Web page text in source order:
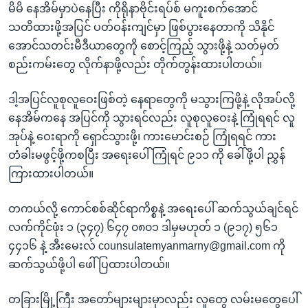
မိမိ နေအိမ်မှာပဲနေပြီး ကိုရိုနာဗိုင်းရပ်စ် မကူးစက်အောင်
သတိထားဖို့အပြင် ပတ်ဝန်းကျင်မှာ ဖြစ်ပွားနေတာကို သိနိုင်
အောင်သတင်းမီဒီယာတွေကို စောင့်ကြည့် သွားဖို့နဲ့ သတ်မှတ်
စည်းကမ်းတွေ လိုက်နာဖို့လည်း တိုက်တွန်းထားပါတယ်။
ဒါ့အပြင်လူစုလူဝေးဖြစ်တဲ့ နေရာတွေကို မသွားကြဖို့နဲ့ လိုအပ်လို့
နေအိမ်ကနေ အပြင်ကို သွားရင်လည်း လူစုလူဝေးနဲ့ ကြုံရရင် လူ
အုပ်နဲ့ ဝေးရာကို ရှောင်သွားဖို့၊ ကားမောင်းစဉ် ကြုံရရင် ကား
တံခါးမဖွင့်ဖို့ကစပြီး အရေးပေါ်ကြုံရင် ၉၁၁ ကို ခေါ်ဖို့ပါ ညွှန်
ကြားထားပါတယ်။
တကယ်လို့ ကောင်စစ်ဆိုင်ရာကိစ္စနဲ့ အရေးပေါ် ဆက်သွယ်ချင်ရင်
လက်ကိုင်ဖုံး ၁ (၃၄၇) ၆၄၇ ၀၈၀၁ ဒါမှမဟုတ် ၁ (၉၁၇) ၅၆၁
၄၄၁၆ နဲ့ အီးမေးလ် counsulatemyanmarny@gmail.com ကို
ဆက်သွယ်ဖို့ပါ ဖေါ်ပြထားပါတယ်။
တခြားမြို့ကြီး အတော်များများမှာလည်း လူတွေ လမ်းမတွေပေါ်